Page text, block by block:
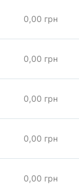
0,00 грн
0,00 грн
0,00 грн
0,00 грн
0,00 грн